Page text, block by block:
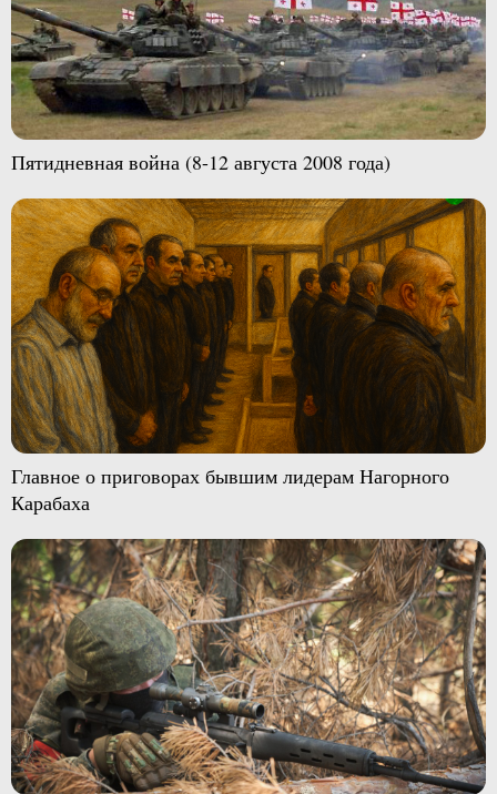
Пятидневная война (8-12 августа 2008 года)
Главное о приговорах бывшим лидерам Нагорного
Карабаха